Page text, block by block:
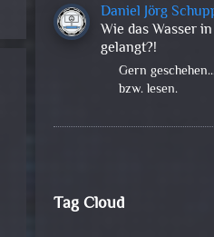
Daniel Jörg
Wie das Wasser
gelangt?!
Gern
bzw. lesen.
Tag Cloud